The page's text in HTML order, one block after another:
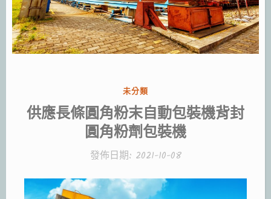
分
類:
未分類
供應長條圓角粉末自動包裝機背封
圓角粉劑包裝機
發佈日期: 2021-10-08